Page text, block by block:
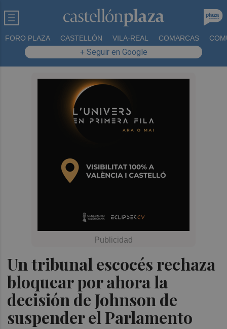
FORO PLAZA CASTELLÓN VILA-REAL COMARCAS
+ Seguir en Google
Un tribunal escocés rechaza
bloquear por ahora la
decisión de Johnson de
suspender el Parlamento